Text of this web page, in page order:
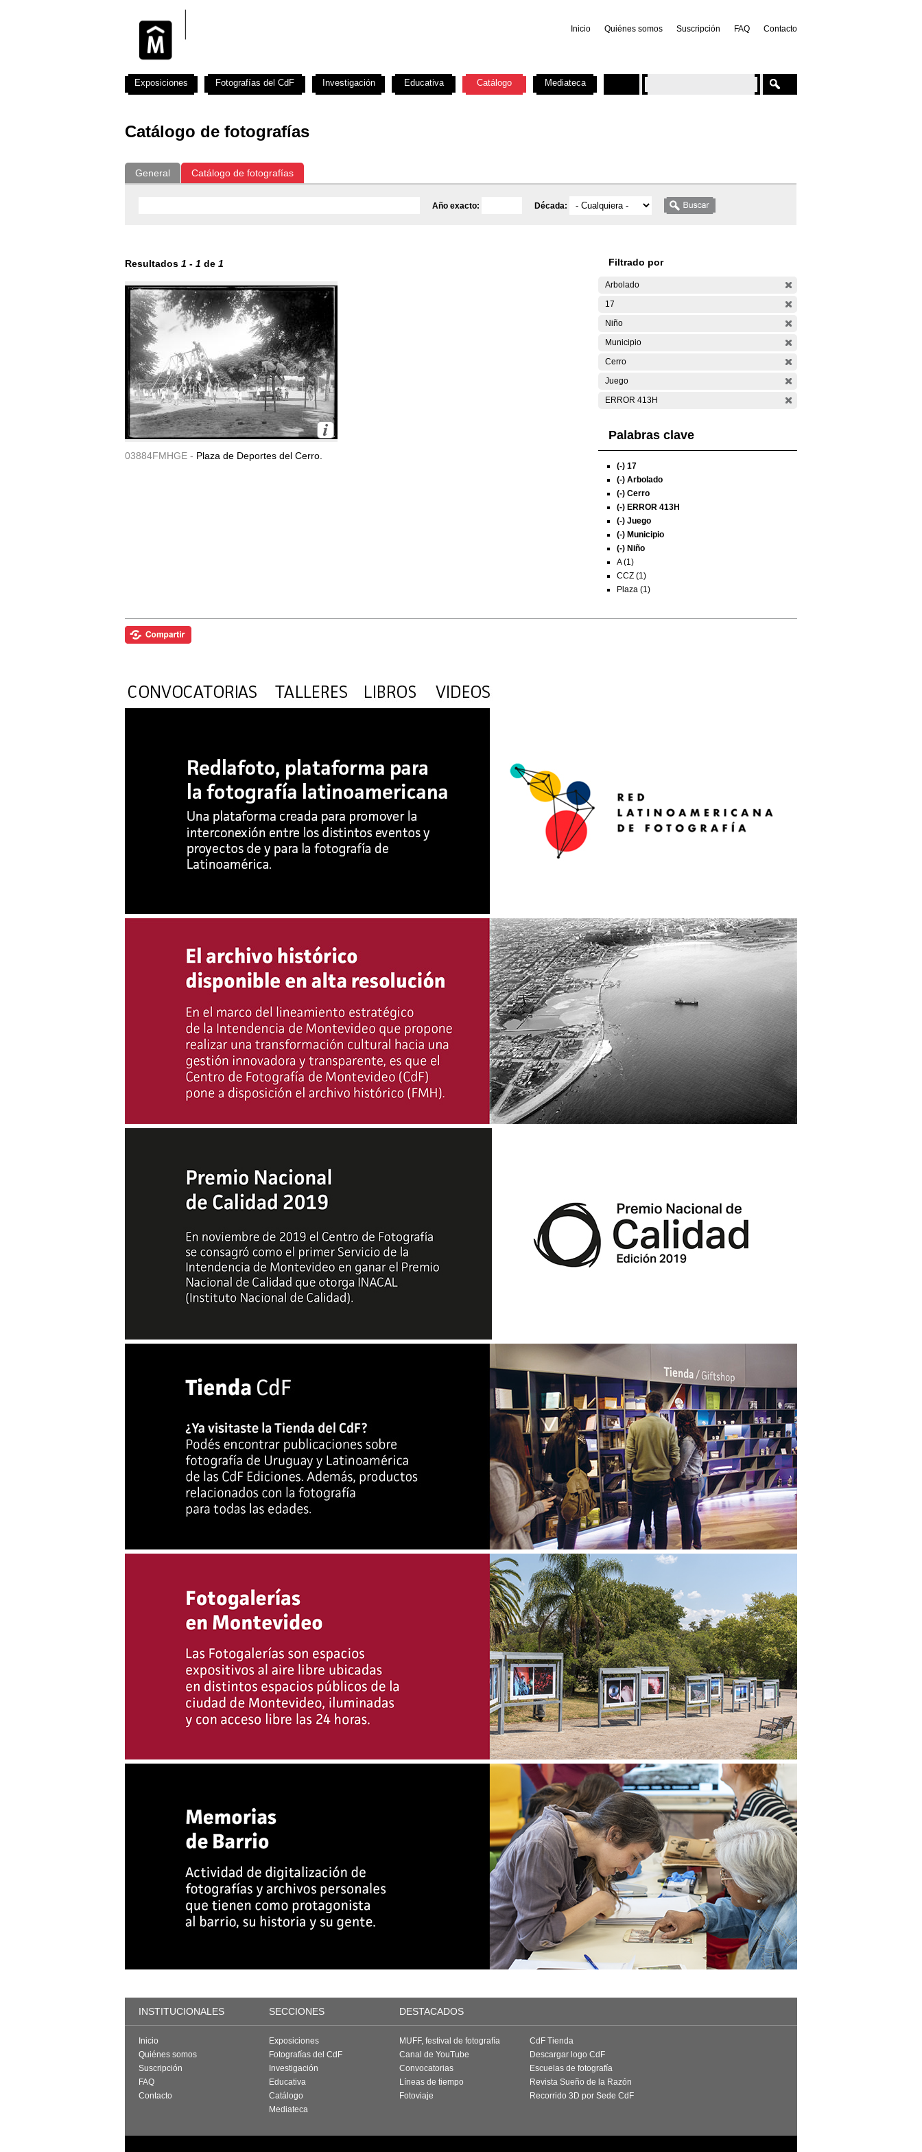
Inicio Quiénes somos Suscripción FAQ Contacto
Catálogo de fotografías
General Catálogo de fotografías
Año exacto: Década:
Resultados 1 - 1 de 1
03884FMHGE - Plaza de Deportes del Cerro.
Filtrado por
Arbolado
17
Niño
Municipio
Cerro
Juego
ERROR 413H
Palabras clave
(-) 17
(-) Arbolado
(-) Cerro
(-) ERROR 413H
(-) Juego
(-) Municipio
(-) Niño
A (1)
CCZ (1)
Plaza (1)
Exposiciones Fotografías del CdF Investigación Educativa Catálogo Mediateca
INSTITUCIONALES SECCIONES DESTACADOS
Inicio
Quiénes somos
Suscripción
FAQ
Contacto
Exposiciones
Fotografías del CdF
Investigación
Educativa
Catálogo
Mediateca
MUFF, festival de fotografía
Canal de YouTube
Convocatorias
Líneas de tiempo
Fotoviaje
CdF Tienda
Descargar logo CdF
Escuelas de fotografía
Revista Sueño de la Razón
Recorrido 3D por Sede CdF